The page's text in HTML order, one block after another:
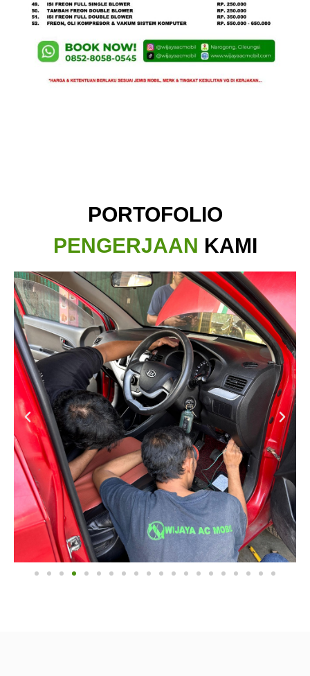
PORTOFOLIO
PENGERJAAN KAMI